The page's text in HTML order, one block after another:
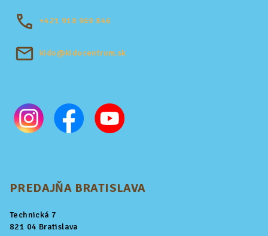
+421 918 969 846
kido@kidocentrum.sk
PREDAJŇA BRATISLAVA
Technická 7
821 04 Bratislava